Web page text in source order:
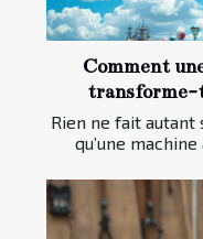
Comment
transforme-
Rien ne fait autant
qu’une